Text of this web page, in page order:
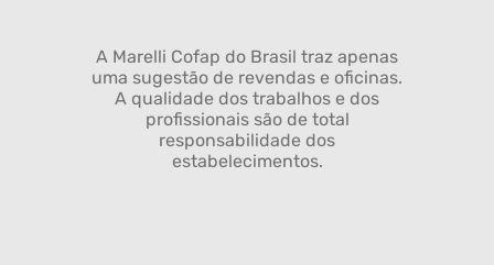
A Marelli Cofap do Brasil traz apenas
uma sugestão de revendas e oficinas.
A qualidade dos trabalhos e dos
profissionais são de total
responsabilidade dos
estabelecimentos.